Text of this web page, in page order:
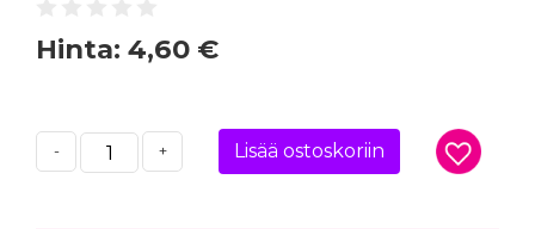
Hinta: 4,60 €
- + Lisää ostoskoriin